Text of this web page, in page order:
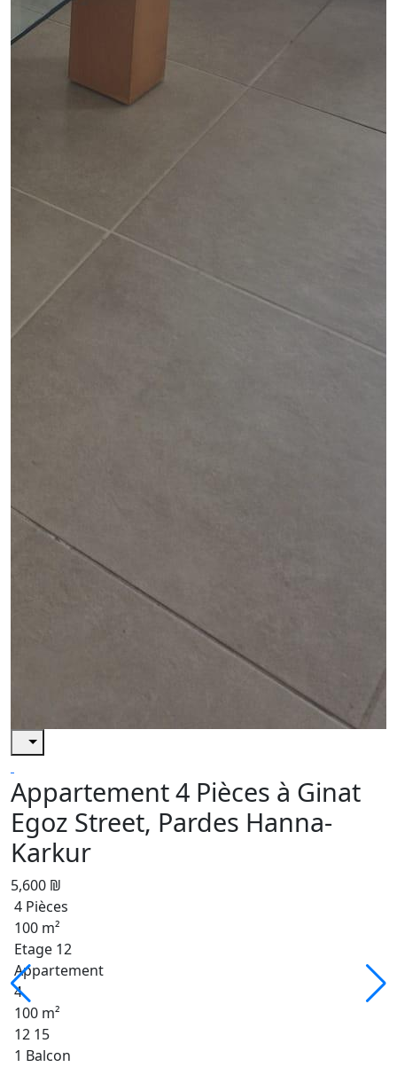
Appartement 4 Pièces à Ginat
Egoz Street, Pardes Hanna-
Karkur
5,600 ₪
4 Pièces
100 m²
Etage 12
Appartement
4
100 m²
12 15
1 Balcon